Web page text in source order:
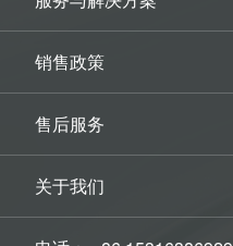
销售政策
售后服务
关于我们